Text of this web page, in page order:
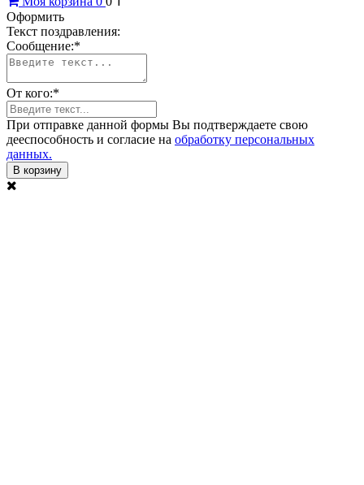
Оформить
Текст поздравления:
Сообщение:*
От кого:*
При отправке данной формы Вы подтверждаете свою
дееспособность и согласие на обработку персональных
данных.
В корзину